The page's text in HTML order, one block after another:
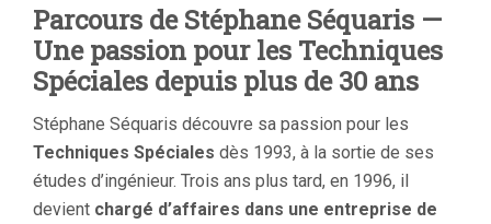
Parcours de Stéphane Séquaris —
Une passion pour les Techniques
Spéciales depuis plus de 30 ans
Stéphane Séquaris découvre sa passion pour les
Techniques Spéciales dès 1993, à la sortie de ses
études d’ingénieur. Trois ans plus tard, en 1996, il
devient chargé d’affaires dans une entreprise de